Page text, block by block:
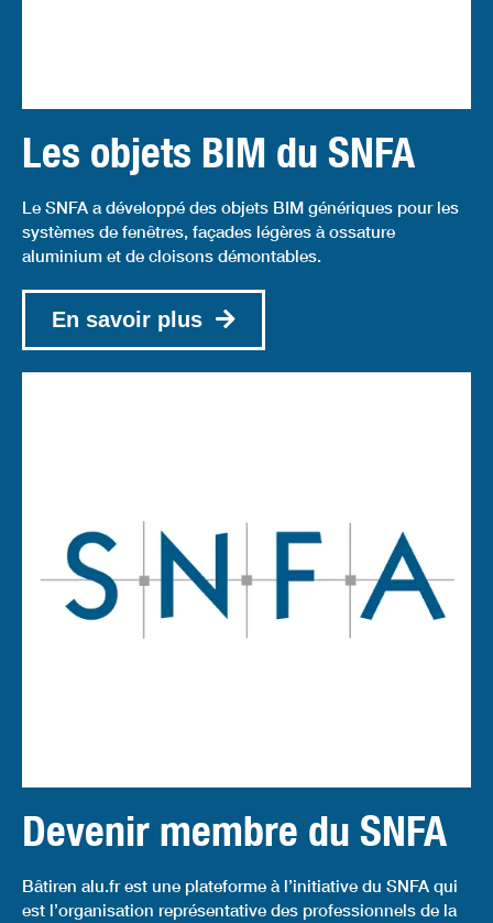
Les objets BIM du SNFA
Le SNFA a développé des objets BIM génériques pour les
systèmes de fenêtres, façades légères à ossature
aluminium et de cloisons démontables.
En savoir plus
Devenir membre du SNFA
Bâtiren alu.fr est une plateforme à l’initiative du SNFA qui
est l’organisation représentative des professionnels de la